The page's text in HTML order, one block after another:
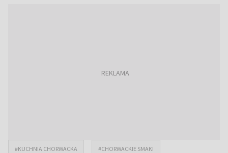
#KUCHNIA CHORWACKA #CHORWACKIE SMAKI